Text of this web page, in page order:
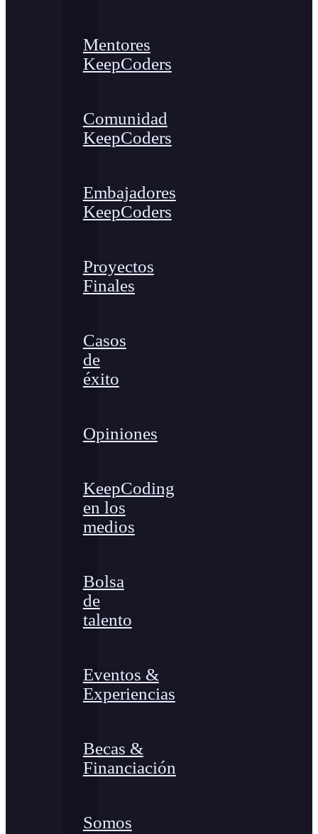
Mentores
KeepCoders
Comunidad
KeepCoders
Embajadores
KeepCoders
Proyectos
Finales
Casos
de
éxito
Opiniones
KeepCoding
en los
medios
Bolsa
de
talento
Eventos &
Experiencias
Becas &
Financiación
Somos